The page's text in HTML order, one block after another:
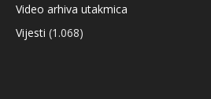
Video arhiva utakmica
Vijesti (1.068)